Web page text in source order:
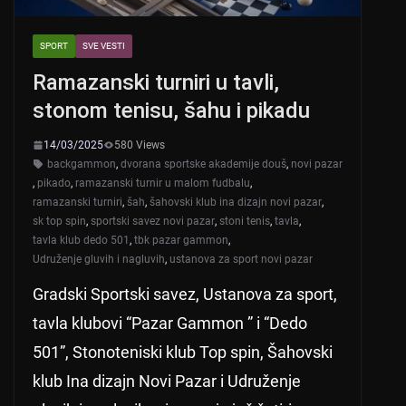
SPORT SVE VESTI
Ramazanski turniri u tavli,
stonom tenisu, šahu i pikadu
14/03/2025
580 Views
backgammon, dvorana sportske akademije douš, novi pazar
, pikado, ramazanski turnir u malom fudbalu,
ramazanski turniri, šah, šahovski klub ina dizajn novi pazar,
sk top spin, sportski savez novi pazar, stoni tenis, tavla,
tavla klub dedo 501 , tbk pazar gammon,
Udruženje gluvih i nagluvih, ustanova za sport novi pazar
Gradski Sportski savez, Ustanova za sport,
tavla klubovi “Pazar Gammon ” i “Dedo
501”, Stonoteniski klub Top spin, Šahovski
klub Ina dizajn Novi Pazar i Udruženje